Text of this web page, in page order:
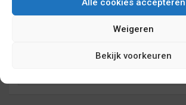
Weigeren
Bekijk voorkeuren
Archief